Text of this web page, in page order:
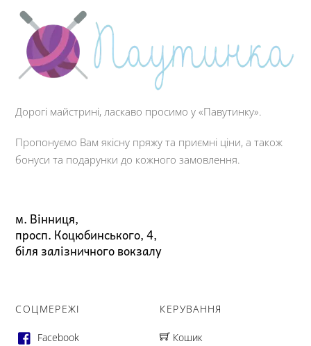
Дорогі майстрині, ласкаво просимо у «Павутинку».
Пропонуємо Вам якісну пряжу та приємні ціни, а також
бонуси та подарунки до кожного замовлення.
м. Вінниця,
просп. Коцюбинського, 4,
біля залізничного вокзалу
СОЦМЕРЕЖІ
Facebook
КЕРУВАННЯ
Кошик